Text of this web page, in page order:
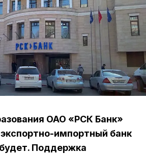
ОАО «РСК Банк»
импортный банк
Поддержка